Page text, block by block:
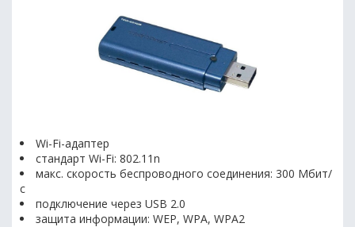
Wi-Fi-адаптер
стандарт Wi-Fi: 802.11n
макс. скорость беспроводного соединения: 300 Мбит/
с
подключение через USB 2.0
защита информации: WEP, WPA, WPA2